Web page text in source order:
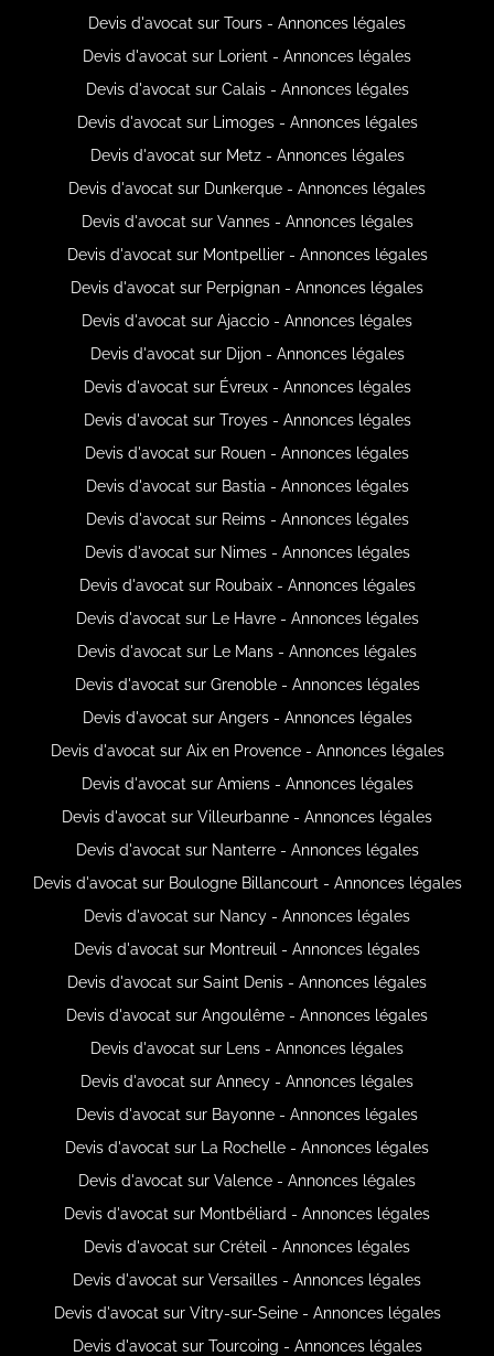
Devis d'avocat sur Tours - Annonces légales
Devis d'avocat sur Lorient - Annonces légales
Devis d'avocat sur Calais - Annonces légales
Devis d'avocat sur Limoges - Annonces légales
Devis d'avocat sur Metz - Annonces légales
Devis d'avocat sur Dunkerque - Annonces légales
Devis d'avocat sur Vannes - Annonces légales
Devis d'avocat sur Montpellier - Annonces légales
Devis d'avocat sur Perpignan - Annonces légales
Devis d'avocat sur Ajaccio - Annonces légales
Devis d'avocat sur Dijon - Annonces légales
Devis d'avocat sur Évreux - Annonces légales
Devis d'avocat sur Troyes - Annonces légales
Devis d'avocat sur Rouen - Annonces légales
Devis d'avocat sur Bastia - Annonces légales
Devis d'avocat sur Reims - Annonces légales
Devis d'avocat sur Nimes - Annonces légales
Devis d'avocat sur Roubaix - Annonces légales
Devis d'avocat sur Le Havre - Annonces légales
Devis d'avocat sur Le Mans - Annonces légales
Devis d'avocat sur Grenoble - Annonces légales
Devis d'avocat sur Angers - Annonces légales
Devis d'avocat sur Aix en Provence - Annonces légales
Devis d'avocat sur Amiens - Annonces légales
Devis d'avocat sur Villeurbanne - Annonces légales
Devis d'avocat sur Nanterre - Annonces légales
Devis d'avocat sur Boulogne Billancourt - Annonces légales
Devis d'avocat sur Nancy - Annonces légales
Devis d'avocat sur Montreuil - Annonces légales
Devis d'avocat sur Saint Denis - Annonces légales
Devis d'avocat sur Angoulême - Annonces légales
Devis d'avocat sur Lens - Annonces légales
Devis d'avocat sur Annecy - Annonces légales
Devis d'avocat sur Bayonne - Annonces légales
Devis d'avocat sur La Rochelle - Annonces légales
Devis d'avocat sur Valence - Annonces légales
Devis d'avocat sur Montbéliard - Annonces légales
Devis d'avocat sur Créteil - Annonces légales
Devis d'avocat sur Versailles - Annonces légales
Devis d'avocat sur Vitry-sur-Seine - Annonces légales
Devis d'avocat sur Tourcoing - Annonces légales